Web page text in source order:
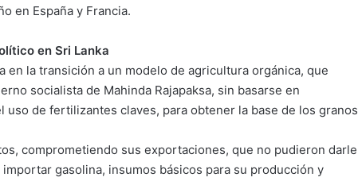
en España y Francia.
en Sri Lanka
en la transición a un modelo de agricultura orgánica, que
socialista de Mahinda Rajapaksa, sin basarse en
de fertilizantes claves, para obtener la base de los granos
comprometiendo sus exportaciones, que no pudieron darle
gasolina, insumos básicos para su producción y